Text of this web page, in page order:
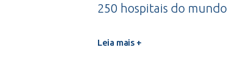
250 hospitais do mundo
Leia mais +